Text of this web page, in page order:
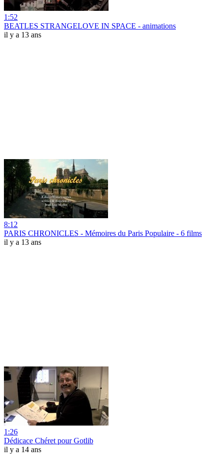
1:52
BEATLES STRANGELOVE IN SPACE - animations
il y a 13 ans
8:12
PARIS CHRONICLES - Mémoires du Paris Populaire - 6 films
il y a 13 ans
1:26
Dédicace Chéret pour Gotlib
il y a 14 ans